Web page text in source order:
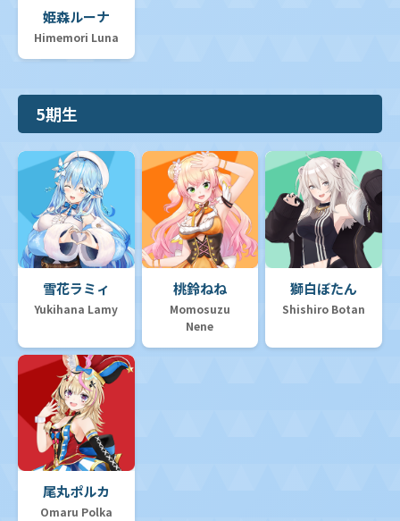
姫森ルーナ
Himemori Luna
5期生
雪花ラミィ
Yukihana Lamy
桃鈴ねね
Momosuzu
Nene
獅白ぼたん
Shishiro Botan
尾丸ポルカ
Omaru Polka